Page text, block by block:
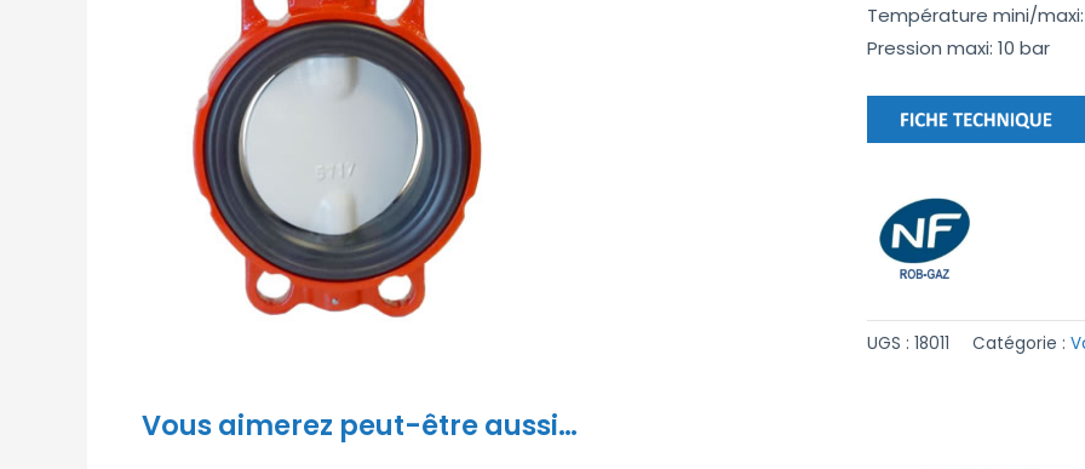
Température mini/maxi:
Pression maxi: 10 bar
UGS :18011 Catégorie :
Vous aimerez peut-être aussi…